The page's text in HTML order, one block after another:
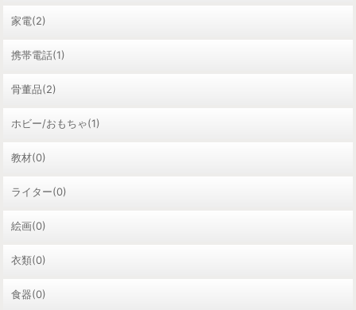
家電(2)
携帯電話(1)
骨董品(2)
ホビー/おもちゃ(1)
教材(0)
ライター(0)
絵画(0)
衣類(0)
食器(0)